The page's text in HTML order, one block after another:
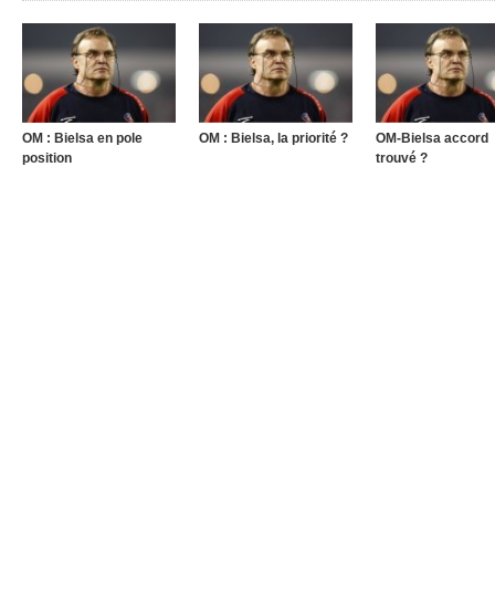
OM : Bielsa en pole
position
OM : Bielsa, la priorité ?
OM-Bielsa accord
trouvé ?